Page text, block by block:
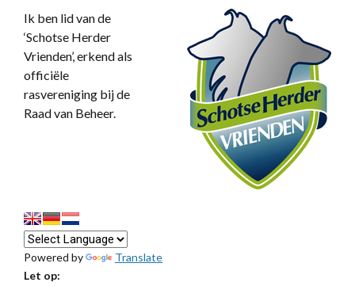
Ik ben lid van de
‘Schotse Herder
Vrienden’, erkend als
officiële
rasvereniging bij de
Raad van Beheer.
Powered by
Translate
Let op: